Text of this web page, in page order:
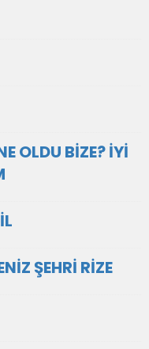
OLDU BİZE? İYİ
ŞEHRİ RİZE